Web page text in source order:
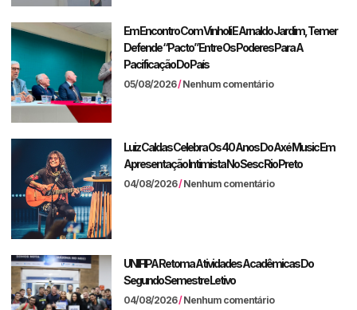
Em Encontro Com Vinholi E Arnaldo Jardim, Temer
Defende “pacto” Entre Os Poderes Para A
Pacificação Do País
05/08/2026 Nenhum comentário
Luiz Caldas Celebra Os 40 Anos Do Axé Music Em
Apresentação Intimista No Sesc Rio Preto
04/08/2026 Nenhum comentário
UNIFIPA Retoma Atividades Acadêmicas Do
Segundo Semestre Letivo
04/08/2026 Nenhum comentário